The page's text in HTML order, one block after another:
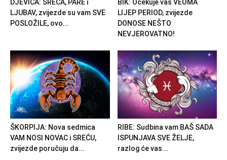
DJEVICA: SREĆA, PARE i
LJUBAV, zvijezde su vam SVE
POSLOŽILE, ovo...
BIK: Očekuje vas VEOMA
LIJEP PERIOD, zvijezde
DONOSE NEŠTO
NEVJEROVATNO!
ŠKORPIJA: Nova sedmica
VAM NOSI NOVAC i SREĆU,
zvijezde poručuju da...
RIBE: Sudbina vam BAŠ SADA
ISPUNJAVA SVE ŽELJE,
razlog će vas...